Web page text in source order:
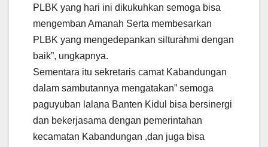
PLBK yang hari ini dikukuhkan semoga bisa
mengemban Amanah Serta membesarkan
PLBK yang mengedepankan silturahmi dengan
baik”, ungkapnya.
Sementara itu sekretaris camat Kabandungan
dalam sambutannya mengatakan” semoga
paguyuban lalana Banten Kidul bisa bersinergi
dan bekerjasama dengan pemerintahan
kecamatan Kabandungan ,dan juga bisa